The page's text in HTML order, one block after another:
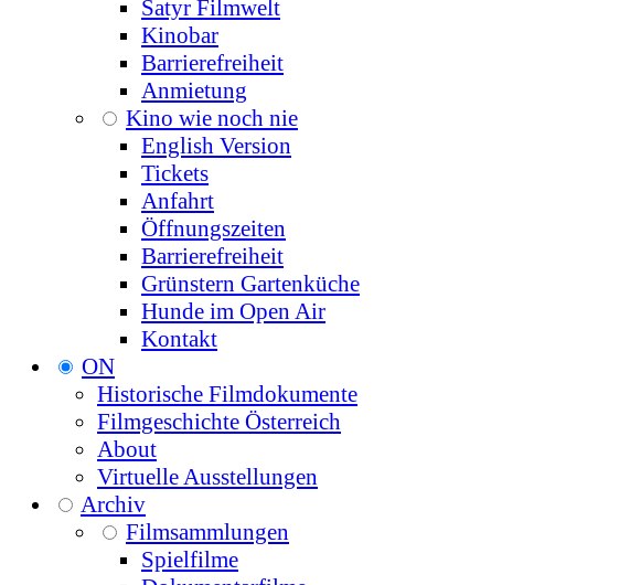
Satyr Filmwelt
Kinobar
Barrierefreiheit
Anmietung
Kino wie noch nie
English Version
Tickets
Anfahrt
Öffnungszeiten
Barrierefreiheit
Grünstern Gartenküche
Hunde im Open Air
Kontakt
ON
Historische Filmdokumente
Filmgeschichte Österreich
About
Virtuelle Ausstellungen
Archiv
Filmsammlungen
Spielfilme